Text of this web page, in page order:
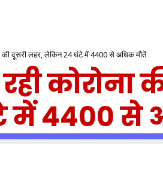
की दूसरी लहर, लेकिन 24 घंटे में 4400 से अधिक मौतें
रही कोरोना
में 4400 से